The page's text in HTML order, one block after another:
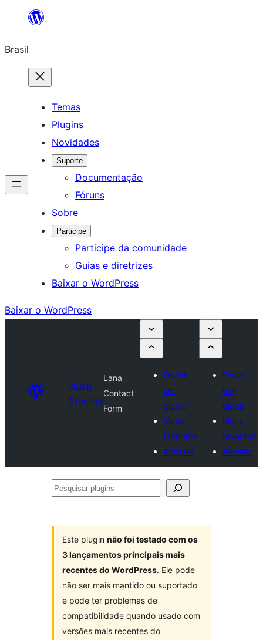
o
conteúdo
Brasil
Temas
Plugins
Novidades
Suporte
Documentação
Fóruns
Sobre
Participe
Participe da comunidade
Guias e diretrizes
Baixar o WordPress
Baixar o WordPress
Plugin
Directory
Lana
Contact
Form
Enviar
um
plugin
Meus
favoritos
Acessar
Enviar
um
plugin
Meus
favoritos
Acessar
Pesquisar
Este plugin não foi testado com os
3 lançamentos principais mais
recentes do WordPress. Ele pode
não ser mais mantido ou suportado
e pode ter problemas de
compatibilidade quando usado com
versões mais recentes do